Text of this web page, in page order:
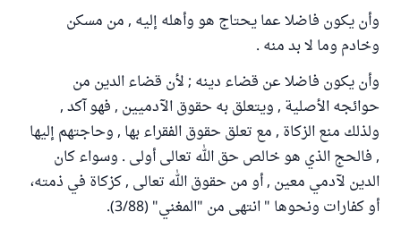
وأن يكون فاضلا عما يحتاج هو وأهله إليه , من مسكن
وخادم وما لا بد منه .
وأن يكون فاضلا عن قضاء دينه ; لأن قضاء الدين من
حوائجه الأصلية , ويتعلق به حقوق الآدميين , فهو آكد ,
ولذلك منع الزكاة , مع تعلق حقوق الفقراء بها , وحاجتهم إليها
, فالحج الذي هو خالص حق الله تعالى أولى . وسواء كان
الدين لآدمي معين , أو من حقوق الله تعالى , كزكاة في ذمته،
أو كفارات ونحوها " انتهى من "المغني" (3/88).